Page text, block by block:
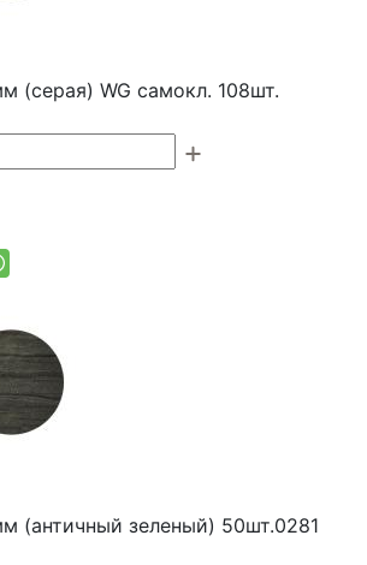
(серая) WG самокл. 108шт.
(античный зеленый) 50шт.0281